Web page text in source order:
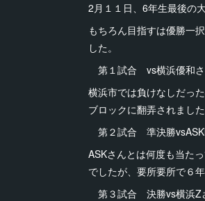
2月１１日、6年生最後の
もちろん目指すは優勝一
した。
第１試合 vs横浜優和さ
横浜市では負けなしだっ
ブロックに翻弄されまし
第２試合 準決勝
ASKさんとは何度も当た
でしたが、要所要所で６
第３試合 決勝vs横浜Z